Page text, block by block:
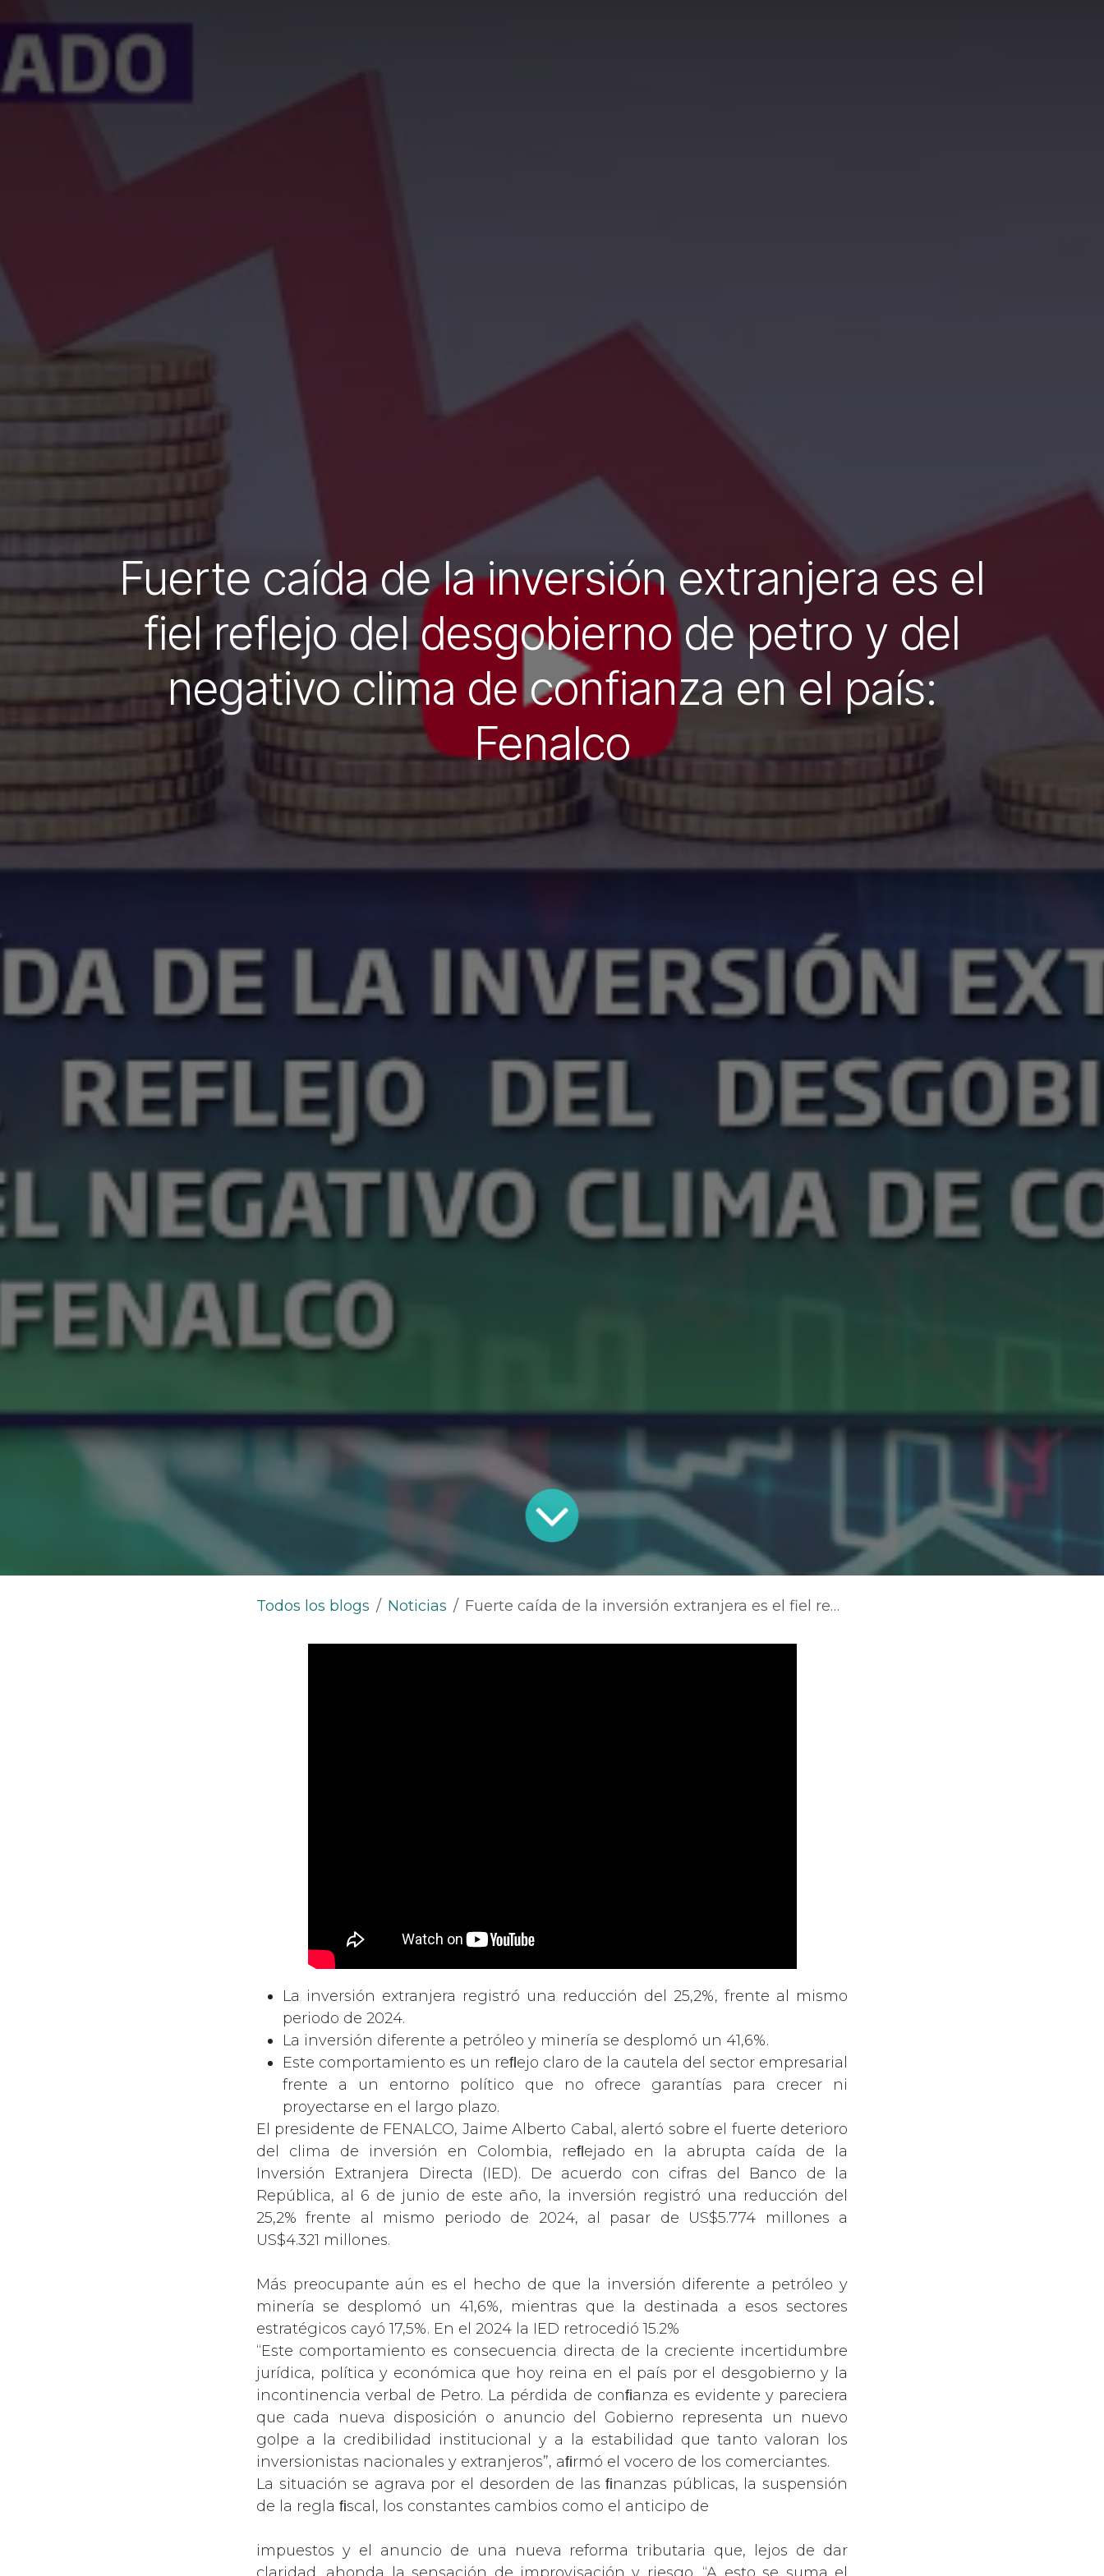
Fuerte caída de la inversión extranjera es el
fiel reflejo del desgobierno de petro y del
negativo clima de confianza en el país:
Fenalco
Todos los blogs Noticias Fuerte caída de la inversión extranjera es el fiel reflejo del desgobierno de petro y del negativo clima de confianza en el país: Fenalco
La inversión extranjera registró una reducción del 25,2%, frente al mismo
periodo de 2024.
La inversión diferente a petróleo y minería se desplomó un 41,6%.
Este comportamiento es un reﬂejo claro de la cautela del sector empresarial
frente a un entorno político que no ofrece garantías para crecer ni
proyectarse en el largo plazo.
El presidente de FENALCO, Jaime Alberto Cabal, alertó sobre el fuerte deterioro
del clima de inversión en Colombia, reﬂejado en la abrupta caída de la
Inversión Extranjera Directa (IED). De acuerdo con cifras del Banco de la
República, al 6 de junio de este año, la inversión registró una reducción del
25,2% frente al mismo periodo de 2024, al pasar de US$5.774 millones a
US$4.321 millones.
Más preocupante aún es el hecho de que la inversión diferente a petróleo y
minería se desplomó un 41,6%, mientras que la destinada a esos sectores
estratégicos cayó 17,5%. En el 2024 la IED retrocedió 15.2%
“Este comportamiento es consecuencia directa de la creciente incertidumbre
jurídica, política y económica que hoy reina en el país por el desgobierno y la
incontinencia verbal de Petro. La pérdida de conﬁanza es evidente y pareciera
que cada nueva disposición o anuncio del Gobierno representa un nuevo
golpe a la credibilidad institucional y a la estabilidad que tanto valoran los
inversionistas nacionales y extranjeros”, aﬁrmó el vocero de los comerciantes.
La situación se agrava por el desorden de las ﬁnanzas públicas, la suspensión
de la regla ﬁscal, los constantes cambios como el anticipo de
impuestos y el anuncio de una nueva reforma tributaria que, lejos de dar